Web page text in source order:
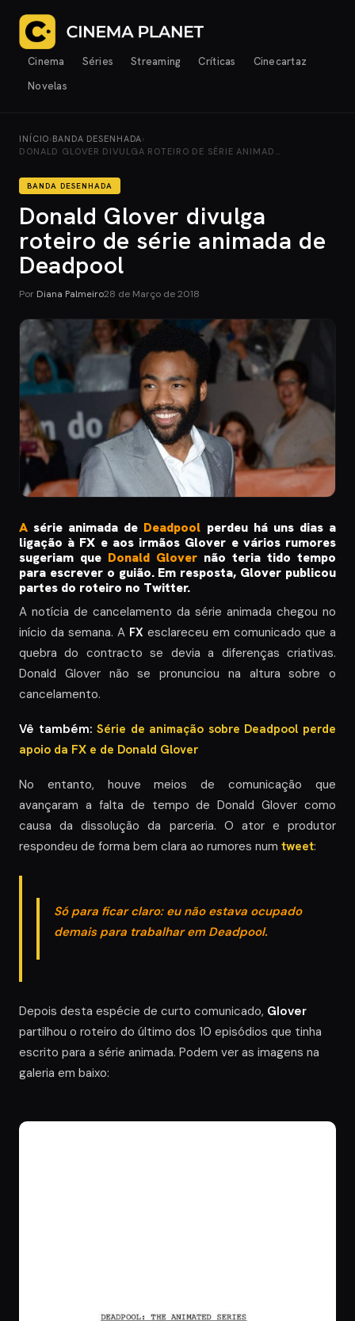
Cinema Séries Streaming Críticas
Cinecartaz
Novelas
INÍCIO› BANDA DESENHADA›
DONALD GLOVER DIVULGA ROTEIRO DE SÉRIE ANIMAD…
BANDA DESENHADA
Donald Glover divulga
roteiro de série animada de
Deadpool
Por Diana Palmeiro28 de Março de 2018
Asérie animada de Deadpool perdeu há uns dias a
ligação à FX e aos irmãos Glover e vários rumores
sugeriam que Donald Glover não teria tido tempo
para escrever o guião. Em resposta, Glover publicou
partes do roteiro no Twitter.
A notícia de cancelamento da série animada chegou no
início da semana. A FX esclareceu em comunicado que a
quebra do contracto se devia a diferenças criativas.
Donald Glover não se pronunciou na altura sobre o
cancelamento.
Vê também: Série de animação sobre Deadpool perde
apoio da FX e de Donald Glover
No entanto, houve meios de comunicação que
avançaram a falta de tempo de Donald Glover como
causa da dissolução da parceria. O ator e produtor
respondeu de forma bem clara ao rumores num tweet:
Só para ficar claro: eu não estava ocupado
demais para trabalhar em Deadpool.
Depois desta espécie de curto comunicado, Glover
partilhou o roteiro do último dos 10 episódios que tinha
escrito para a série animada. Podem ver as imagens na
galeria em baixo: